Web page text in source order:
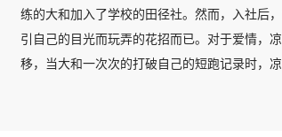
练的大和加入了学校的田径社。然而，入社后
引自己的目光而玩弄的花招而已。对于爱情，
移，当大和一次次的打破自己的短跑记录时，